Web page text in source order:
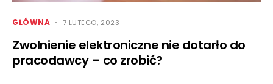
GŁÓWNA 7 LUTEGO, 2023
Zwolnienie elektroniczne nie dotarło do
pracodawcy – co zrobić?